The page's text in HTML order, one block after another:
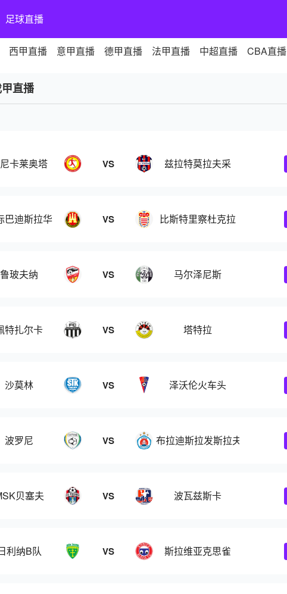
足球直播
西甲直播 意甲直播 德甲直播 法甲直播 中超直播 CBA直播
直播
卡莱奥塔 VS 兹拉特莫拉夫采
巴迪斯拉华 VS 比斯特里察杜克拉
鲁玻夫纳 VS 马尔泽尼斯
特扎尔卡 VS 塔特拉
沙莫林 VS 泽沃伦火车头
波罗尼 VS 布拉迪斯拉发斯拉夫人B队
贝塞夫 VS 波瓦兹斯卡
利纳B队 VS 斯拉维亚克思雀